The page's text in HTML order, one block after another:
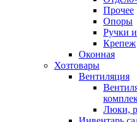
Прочее
Опоры
Ручки
Крепеж
Оконная
Хозтовары
Вентиляция
Люки,